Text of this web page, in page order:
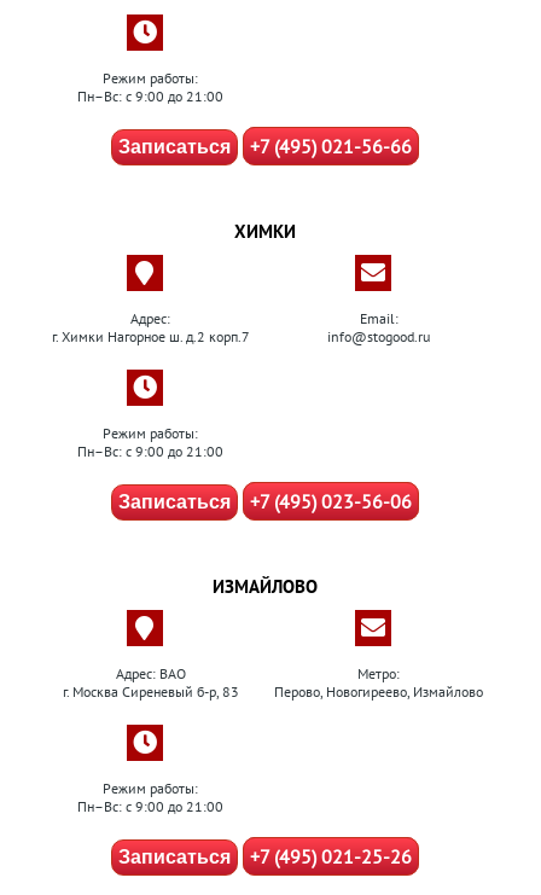
Режим работы:
Пн–Вс: с 9:00 до 21:00
Записаться +7 (495) 021-56-66
ХИМКИ
Адрес:
г. Химки Нагорное ш. д.2 корп.7
Email:
info@stogood.ru
Режим работы:
Пн–Вс: с 9:00 до 21:00
Записаться +7 (495) 023-56-06
ИЗМАЙЛОВО
Адрес: ВАО
г. Москва Сиреневый б-р, 83
Метро:
Перово, Новогиреево, Измайлово
Режим работы:
Пн–Вс: с 9:00 до 21:00
Записаться +7 (495) 021-25-26